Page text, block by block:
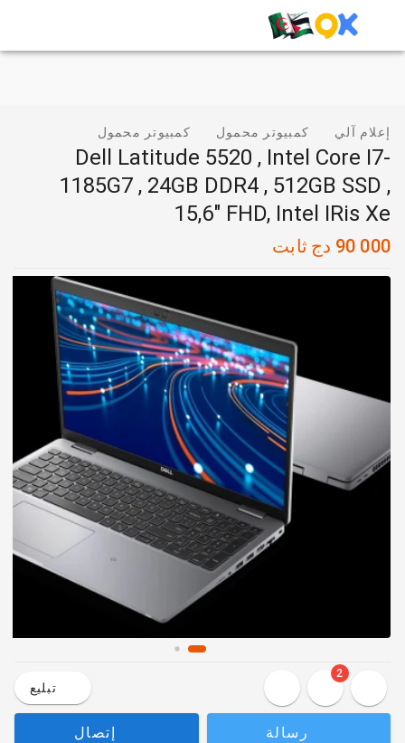
إعلام آلي كمبيوتر محمول كمبيوتر محمول
Dell Latitude 5520 , Intel Core I7-
1185G7 , 24GB DDR4 , 512GB SSD ,
15,6" FHD, Intel IRis Xe
90 000 دج ثابت
2
تبليع
رسالة إتصال